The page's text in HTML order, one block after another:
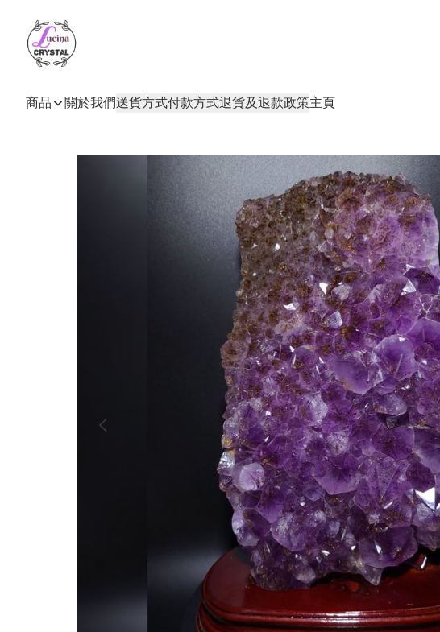
商品 關於我們送貨方式付款方式退貨及退款政策主頁